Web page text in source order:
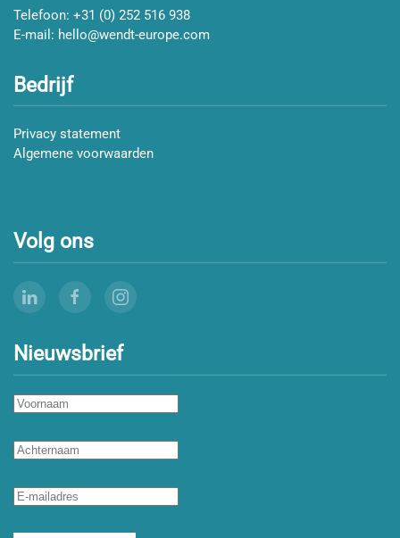
Telefoon: +31 (0) 252 516 938
E-mail: hello@wendt-europe.com
Bedrijf
Privacy statement
Algemene voorwaarden
Volg ons
Nieuwsbrief